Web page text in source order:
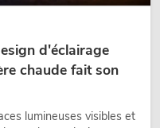
d'éclairage
chaude fait son
lumineuses visibles et